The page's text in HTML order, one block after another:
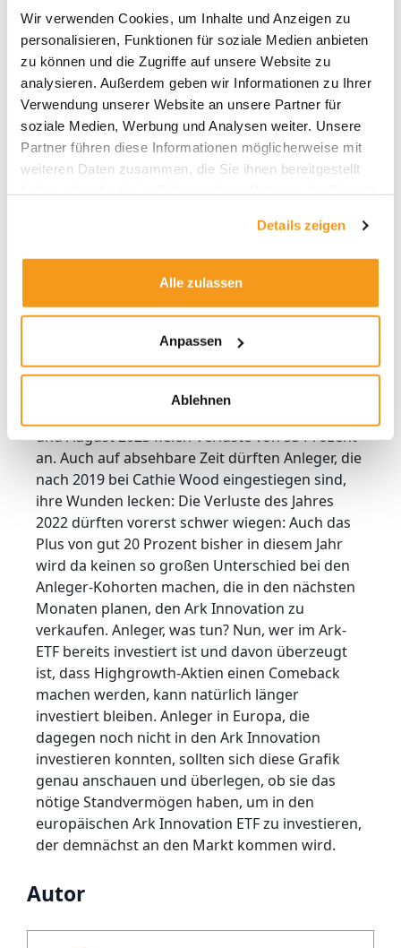
Wir verwenden Cookies, um Inhalte und Anzeigen zu
personalisieren, Funktionen für soziale Medien anbieten
zu können und die Zugriffe auf unsere Website zu
analysieren. Außerdem geben wir Informationen zu Ihrer
Verwendung unserer Website an unsere Partner für
soziale Medien, Werbung und Analysen weiter. Unsere
Partner führen diese Informationen möglicherweise mit
weiteren Daten zusammen, die Sie ihnen bereitgestellt
Details zeigen
Alle zulassen
Anpassen
Ablehnen
Dreijahres-Periode einen Verlust hinnehmen –
minus 14 Prozent. Hiernach wurde das Ergebnis
immer schlechter.
Wer mit Ark ETFs Geld verdient
hat
Wer seine dreijährige Investmentphase im Ark
Innovation ETF vor wenigen Tagen, Ende
September 2023, beendete, dürfte kein Fan von
und August 2023 fielen Verluste von 53 Prozent
an. Auch auf absehbare Zeit dürften Anleger, die
nach 2019 bei Cathie Wood eingestiegen sind,
ihre Wunden lecken: Die Verluste des Jahres
2022 dürften vorerst schwer wiegen: Auch das
Plus von gut 20 Prozent bisher in diesem Jahr
wird da keinen so großen Unterschied bei den
Anleger-Kohorten machen, die in den nächsten
Monaten planen, den Ark Innovation zu
verkaufen. Anleger, was tun? Nun, wer im Ark-
ETF bereits investiert ist und davon überzeugt
ist, dass Highgrowth-Aktien einen Comeback
machen werden, kann natürlich länger
investiert bleiben. Anleger in Europa, die
dagegen noch nicht in den Ark Innovation
investieren konnten, sollten sich diese Grafik
genau anschauen und überlegen, ob sie das
nötige Standvermögen haben, um in den
europäischen Ark Innovation ETF zu investieren,
der demnächst an den Markt kommen wird.
Autor